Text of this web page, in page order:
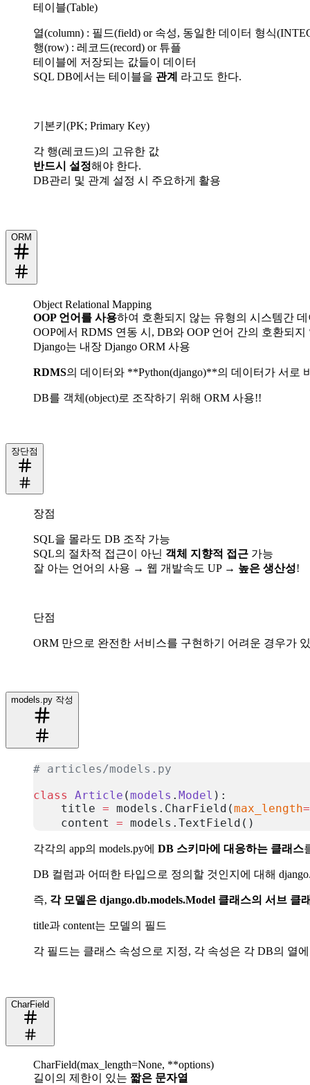
테이블(Table)
열(column) : 필드(field) or 속성, 동일한 데이터 형식
행(row) : 레코드(record) or 튜플
테이블에 저장되는 값들이 데이터
SQL DB에서는 테이블을 관계 라고도 한다.
기본키(PK; Primary Key)
각 행(레코드)의 고유한 값
반드시 설정해야 한다.
DB관리 및 관계 설정 시 주요하게 활용
ORM
Object Relational Mapping
OOP 언어를 사용하여 호환되지 않는 유형의 시스템간
OOP에서 RDMS 연동 시, DB와 OOP 언어 간의 호환되
Django는 내장 Django ORM 사용
RDMS의 데이터와 **Python(django)**의 데이터가 서로
DB를 객체(object)로 조작하기 위해 ORM 사용!!
장단점
장점
SQL을 몰라도 DB 조작 가능
SQL의 절차적 접근이 아닌 객체 지향적 접근 가능
잘 아는 언어의 사용 → 웹 개발속도 UP → 높은 생산성!
단점
ORM 만으로 완전한 서비스를 구현하기 어려운 경우가
models.py 작성
# articles/models.py
class
Article (models . Model ):
    title
= models.CharField(max_length=
    content
=
각각의 app의 models.py에 DB 스키마에 대응하는 클래스
DB 컬럼과 어떠한 타입으로 정의할 것인지에 대해
즉, 각 모델은 django.db.models.Model 클래스의 서브 클
title과 content는 모델의 필드
각 필드는 클래스 속성으로 지정, 각 속성은 각 DB의 열에
CharField
CharField(max_length=None, **options)
길이의 제한이 있는 짧은 문자열